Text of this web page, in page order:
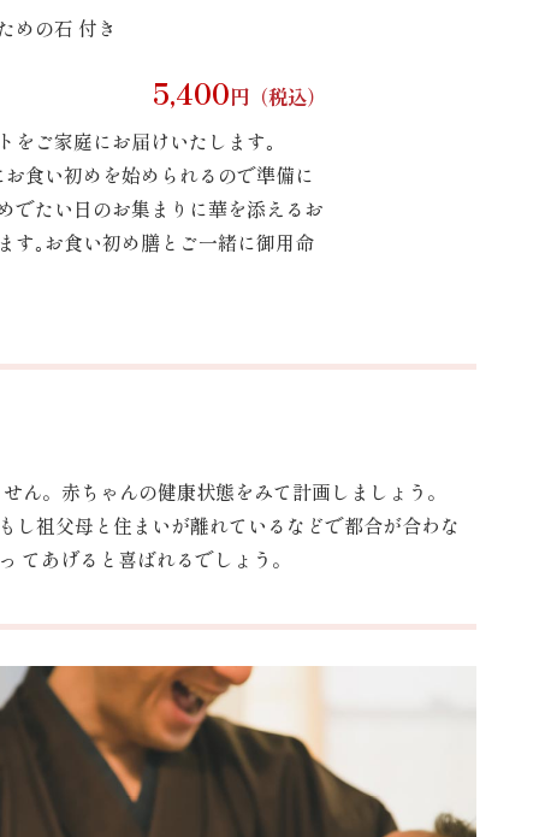
めの石 付き
5,400円（税込）
をご家庭にお届けいたします｡
食い初めを始められるので準備に
でたい日のお集まりに華を添えるお
す｡お食い初め膳とご一緒に御用命
ん。赤ちゃんの健康状態をみて計画しましょう。
祖父母と住まいが離れているなどで都合が合わな
てあげると喜ばれるでしょう。